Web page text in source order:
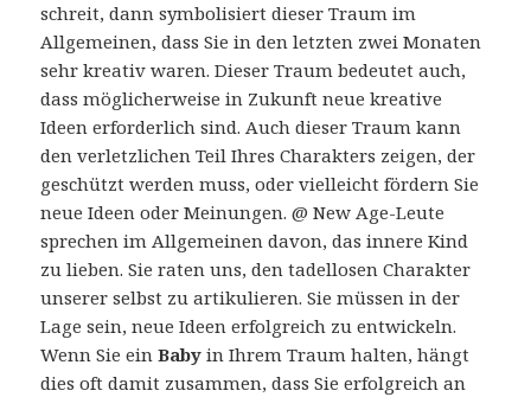
schreit, dann symbolisiert dieser Traum im
Allgemeinen, dass Sie in den letzten zwei Monaten
sehr kreativ waren. Dieser Traum bedeutet auch,
dass möglicherweise in Zukunft neue kreative
Ideen erforderlich sind. Auch dieser Traum kann
den verletzlichen Teil Ihres Charakters zeigen, der
geschützt werden muss, oder vielleicht fördern Sie
neue Ideen oder Meinungen. @ New Age-Leute
sprechen im Allgemeinen davon, das innere Kind
zu lieben. Sie raten uns, den tadellosen Charakter
unserer selbst zu artikulieren. Sie müssen in der
Lage sein, neue Ideen erfolgreich zu entwickeln.
Wenn Sie einBaby in Ihrem Traum halten, hängt
dies oft damit zusammen, dass Sie erfolgreich an